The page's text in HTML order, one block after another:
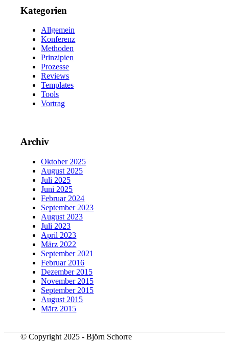
Kategorien
Allgemein
Konferenz
Methoden
Prinzipien
Prozesse
Reviews
Templates
Tools
Vortrag
Archiv
Oktober 2025
August 2025
Juli 2025
Juni 2025
Februar 2024
September 2023
August 2023
Juli 2023
April 2023
März 2022
September 2021
Februar 2016
Dezember 2015
November 2015
September 2015
August 2015
März 2015
© Copyright 2025 - Björn Schorre